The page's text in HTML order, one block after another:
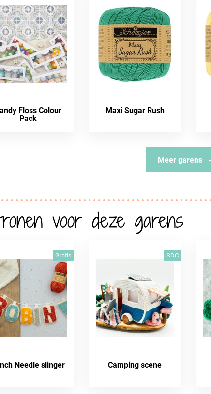
Floss Colour
Pack
Maxi Sugar Rush
Meer garens
voor deze garens
Gratis
Needle slinger
SDC
Camping scene